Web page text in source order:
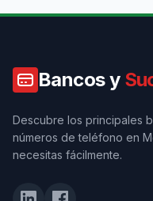
Bancos y
Descubre los principales
números de teléfono en
necesitas fácilmente.